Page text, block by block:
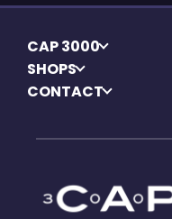
CAP 3000
SHOPS
CONTACT